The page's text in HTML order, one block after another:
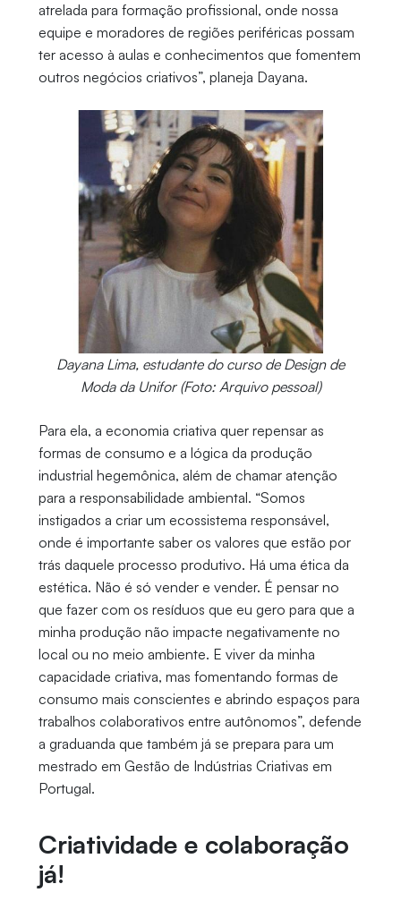
atrelada para formação profissional, onde nossa
equipe e moradores de regiões periféricas possam
ter acesso à aulas e conhecimentos que fomentem
outros negócios criativos”, planeja Dayana.
Dayana Lima, estudante do curso de Design de
Moda da Unifor (Foto: Arquivo pessoal)
Para ela, a economia criativa quer repensar as
formas de consumo e a lógica da produção
industrial hegemônica, além de chamar atenção
para a responsabilidade ambiental. “Somos
instigados a criar um ecossistema responsável,
onde é importante saber os valores que estão por
trás daquele processo produtivo. Há uma ética da
estética. Não é só vender e vender. É pensar no
que fazer com os resíduos que eu gero para que a
minha produção não impacte negativamente no
local ou no meio ambiente. E viver da minha
capacidade criativa, mas fomentando formas de
consumo mais conscientes e abrindo espaços para
trabalhos colaborativos entre autônomos”, defende
a graduanda que também já se prepara para um
mestrado em Gestão de Indústrias Criativas em
Portugal.
Criatividade e colaboração
já!